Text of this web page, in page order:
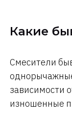
Какие
Смесители
зависимости
изношенные